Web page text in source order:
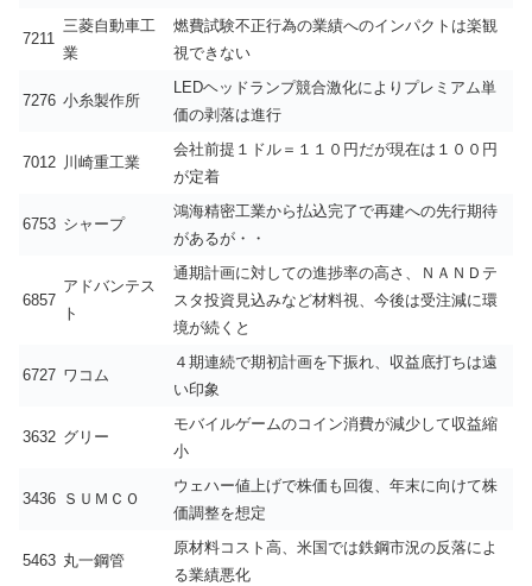
7211
三菱自動車工
業
燃費試験不正行為の業績へのインパクトは楽観
視できない
7276 小糸製作所
LEDヘッドランプ競合激化によりプレミアム単
価の剥落は進行
7012 川崎重工業
会社前提１ドル＝１１０円だが現在は１００円
が定着
6753 シャープ
鴻海精密工業から払込完了で再建への先行期待
があるが・・
6857
アドバンテス
ト
通期計画に対しての進捗率の高さ、ＮＡＮＤテ
スタ投資見込みなど材料視、今後は受注減に環
境が続くと
6727 ワコム
４期連続で期初計画を下振れ、収益底打ちは遠
い印象
3632 グリー
モバイルゲームのコイン消費が減少して収益縮
小
3436 ＳＵＭＣＯ
ウェハー値上げで株価も回復、年末に向けて株
価調整を想定
5463 丸一鋼管
原材料コスト高、米国では鉄鋼市況の反落によ
る業績悪化